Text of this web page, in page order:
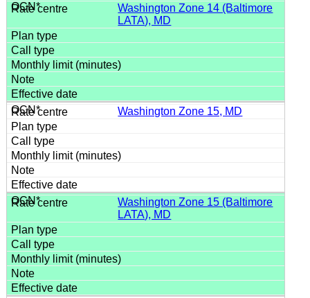
Washington Zone 14 (Baltimore
LATA), MD
Washington Zone 15, MD
Washington Zone 15 (Baltimore
LATA), MD